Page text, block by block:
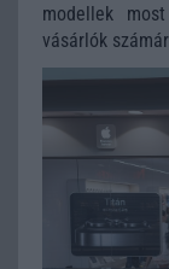
modellek
vásárlók